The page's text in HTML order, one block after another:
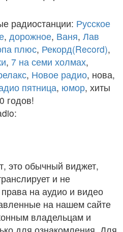
радиостанции: Русское
, дорожное, Ваня, Лав
плюс, Рекорд(Record),
, 7 на семи холмах,
, Новое радио, нова,
пятница, юмор, хиты
годов!
это обычный виджет,
и не
на аудио и видео
на нашем сайте
владельцам и